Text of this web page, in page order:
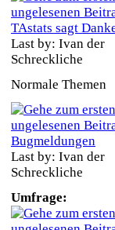
TAstats sagt
Last by: Ivan der
Schreckliche
Normale Themen
Bugmeldungen
Last by: Ivan der
Schreckliche
Umfrage: